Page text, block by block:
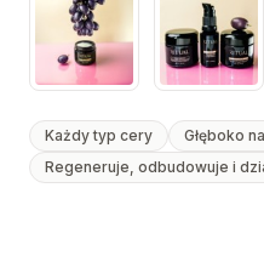
Każdy typ cery
Głęboko
Regeneruje, odbudowuje i